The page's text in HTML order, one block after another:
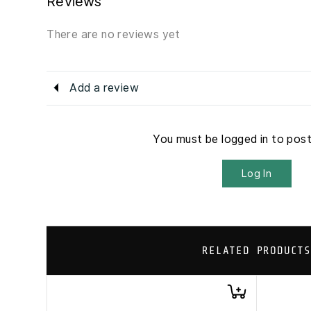
There are no reviews yet
Add a review
You must be logged in to
Log In
RELATED PRODUCTS